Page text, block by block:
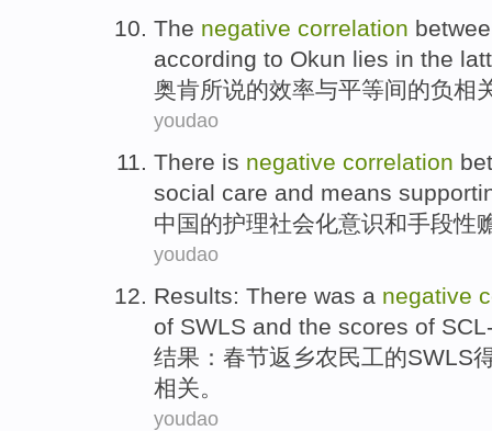
The negative correlation
according to Okun lies in the
奥肯所说的效率与平等间的负相
youdao
There is negative correlation
social care and means
中国的护理社会化意识和手段性
youdao
Results: There was a negative
of SWLS and the scores of SCL
结果 ：春节返乡农民工的SWLS
相关。
youdao